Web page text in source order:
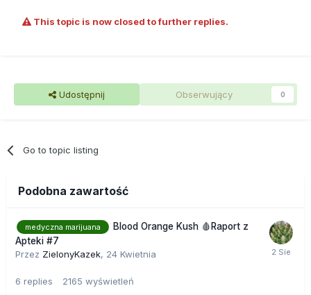
This topic is now closed to further replies.
Udostępnij Obserwujący 0
Go to topic listing
Podobna zawartość
medyczna marijuana
Blood Orange Kush 🩸Raport z
Apteki #7
Przez ZielonyKazek, 24 Kwietnia
6 replies 2165 wyświetleń